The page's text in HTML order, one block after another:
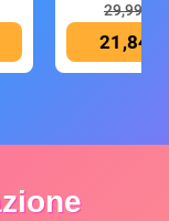
29,99 €
21,84 €